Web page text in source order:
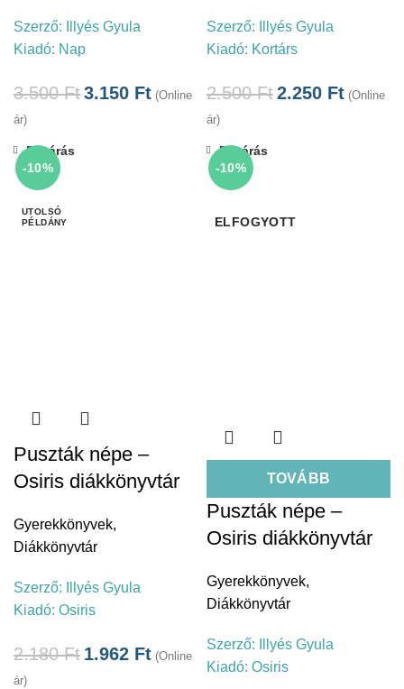
Szerző:
Illyés Gyula
Kiadó: Nap
3.500Ft3.150 Ft (Online
ár)
Szerző:
Illyés Gyula
Kiadó: Kortárs
2.500Ft2.250 Ft (Online
ár)
-10%
Bezárás
Puszták népe –
Osiris diákkönyvtár
Gyerekkönyvek,
Diákkönyvtár
Szerző:
Illyés Gyula
Kiadó: Osiris
2.180Ft 1.962 Ft (Online
ár)
-10%
ELFOGYOTT
TOVÁBB
Bezárás
Puszták népe –
Osiris diákkönyvtár
Gyerekkönyvek,
Diákkönyvtár
Szerző:
Illyés Gyula
Kiadó: Osiris